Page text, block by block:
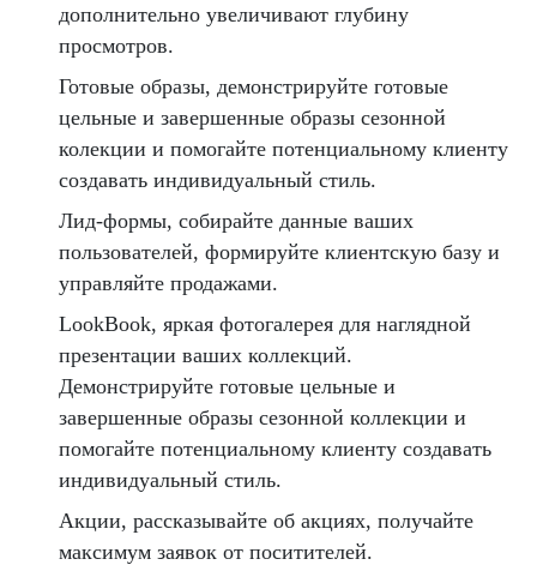
дополнительно увеличивают глубину
просмотров.
Готовые образы, демонстрируйте готовые
цельные и завершенные образы сезонной
колекции и помогайте потенциальному клиенту
создавать индивидуальный стиль.
Лид-формы, собирайте данные ваших
пользователей, формируйте клиентскую базу и
управляйте продажами.
LookBook, яркая фотогалерея для наглядной
презентации ваших коллекций.
Демонстрируйте готовые цельные и
завершенные образы сезонной коллекции и
помогайте потенциальному клиенту создавать
индивидуальный стиль.
Акции, рассказывайте об акциях, получайте
максимум заявок от поситителей.